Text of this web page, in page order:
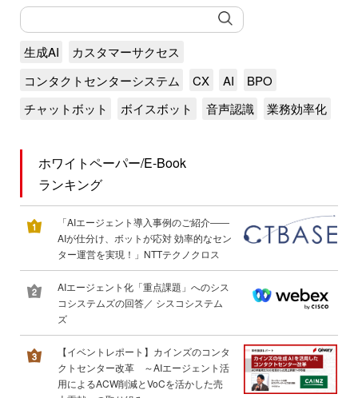
生成AI
カスタマーサクセス
コンタクトセンターシステム
CX AI
BPO
チャットボット
ボイスボット 音声認識 業務効率化
ホワイトペーパー/E-Book
ランキング
「AIエージェント導入事例のご紹介――
AIが仕分け、ボットが応対 効率的なセン
ター運営を実現！」NTTテクノクロス
AIエージェント化「重点課題」へのシス
コシステムズの回答／ シスコシステム
ズ
【イベントレポート】カインズのコンタ
クトセンター改革 ～AIエージェント活
用によるACW削減とVoCを活かした売